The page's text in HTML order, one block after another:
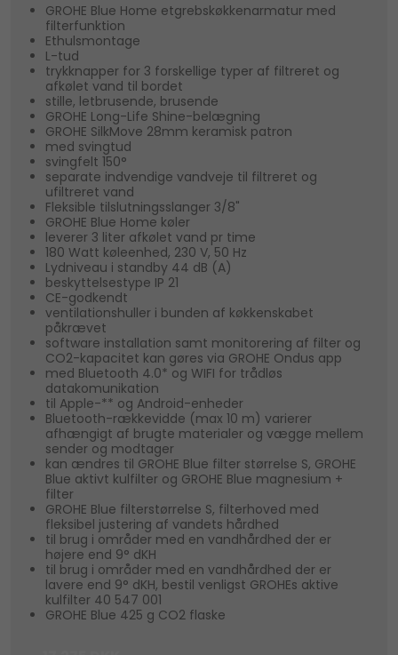
GROHE Blue Home etgrebskøkkenarmatur med
filterfunktion
Ethulsmontage
L-tud
trykknapper for 3 forskellige typer af filtreret og
afkølet vand til bordet
stille, letbrusende, brusende
GROHE Long-Life Shine-belægning
GROHE SilkMove 28mm keramisk patron
med svingtud
svingfelt 150°
separate indvendige vandveje til filtreret og
ufiltreret vand
Fleksible tilslutningsslanger 3/8"
GROHE Blue Home køler
leverer 3 liter afkølet vand pr time
180 Watt køleenhed, 230 V, 50 Hz
Lydniveau i standby 44 dB (A)
beskyttelsestype IP 21
CE-godkendt
ventilationshuller i bunden af køkkenskabet
påkrævet
software installation samt monitorering af filter og
CO2-kapacitet kan gøres via GROHE Ondus app
med Bluetooth 4.0* og WIFI for trådløs
datakomunikation
til Apple-** og Android-enheder
Bluetooth-rækkevidde (max 10 m) varierer
afhængigt af brugte materialer og vægge mellem
sender og modtager
kan ændres til GROHE Blue filter størrelse S, GROHE
Blue aktivt kulfilter og GROHE Blue magnesium +
filter
GROHE Blue filterstørrelse S, filterhoved med
fleksibel justering af vandets hårdhed
til brug i områder med en vandhårdhed der er
højere end 9° dKH
til brug i områder med en vandhårdhed der er
lavere end 9° dKH, bestil venligst GROHEs aktive
kulfilter 40 547 001
GROHE Blue 425 g CO2 flaske